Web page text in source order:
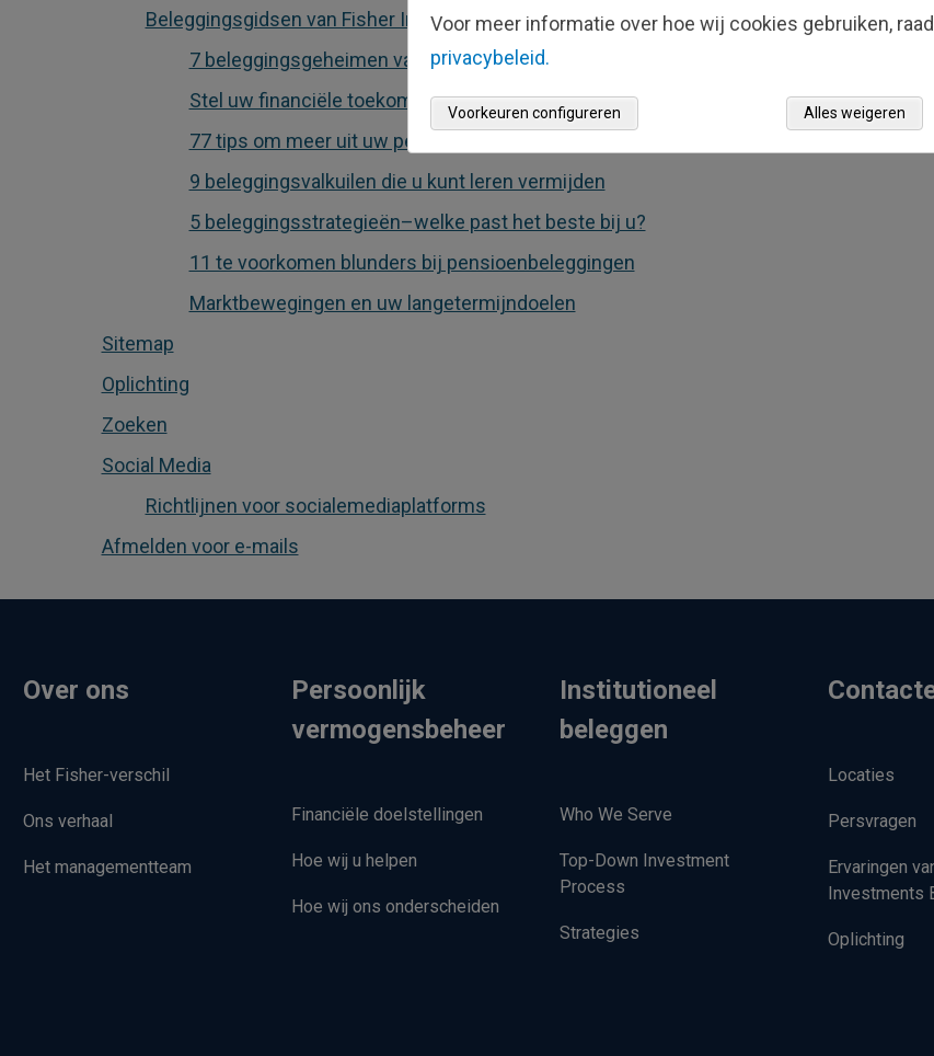
Beleggingsgidsen van Fisher Investments België
7 beleggingsgeheimen van vermogende gepensioneerden
Stel uw financiële toekomst veilig in 15 minuten
77 tips om meer uit uw pensioen te halen
9 beleggingsvalkuilen die u kunt leren vermijden
5 beleggingsstrategieën–welke past het beste bij u?
11 te voorkomen blunders bij pensioenbeleggingen
Marktbewegingen en uw langetermijndoelen
Sitemap
Oplichting
Zoeken
Social Media
Richtlijnen voor socialemediaplatforms
Afmelden voor e-mails
Over ons
Het Fisher-verschil
Ons verhaal
Het managementteam
Persoonlijk
vermogensbeheer
Financiële doelstellingen
Hoe wij u helpen
Hoe wij ons onderscheiden
Institutioneel
beleggen
Who We Serve
Top-Down Investment
Process
Strategies
Locaties
Persvragen
Ervaringen
Investments
Oplichting
Voor meer informatie over hoe wij cookies gebruiken,
privacybeleid.
Alles weigeren
Voorkeuren configureren